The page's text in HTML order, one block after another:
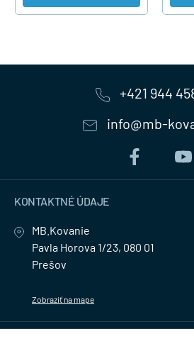
+421 944
info@mb-
KONTAKTNÉ ÚDAJE
MB.Kovanie
Pavla Horova 1/23, 080 01
Prešov
Zobraziť na mape